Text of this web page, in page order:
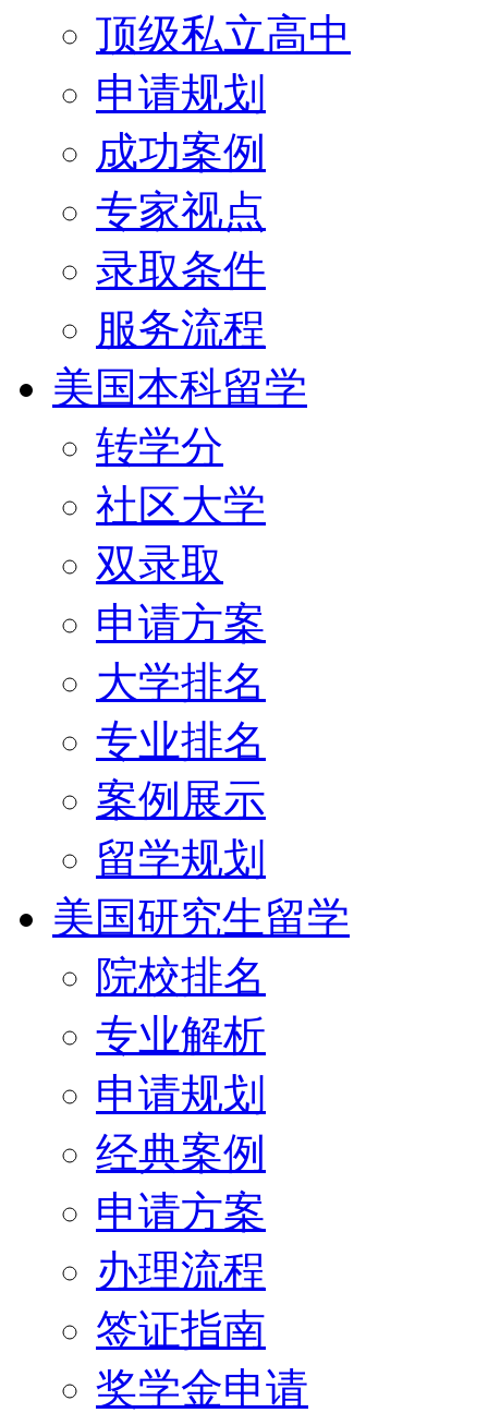
顶级私立高中
申请规划
成功案例
专家视点
录取条件
服务流程
美国本科留学
转学分
社区大学
双录取
申请方案
大学排名
专业排名
案例展示
留学规划
美国研究生留学
院校排名
专业解析
申请规划
经典案例
申请方案
办理流程
签证指南
奖学金申请